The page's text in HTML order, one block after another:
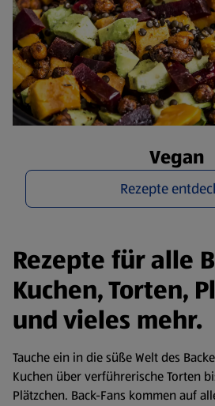
Vegan
Rezepte
Rezepte für alle
Kuchen, Torten,
und vieles mehr.
Tauche ein in die süße Welt des
Kuchen über verführerische Torten
Plätzchen. Back-Fans kommen auf